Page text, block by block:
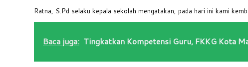
Ratna, S.Pd selaku kepala sekolah mengatakan, pada hari ini kami
Baca juga: Tingkatkan Kompetensi Guru, FKKG Kota